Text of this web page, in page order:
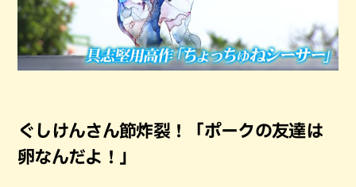
ぐしけんさん節炸裂！「ポークの友達は
卵なんだよ！」